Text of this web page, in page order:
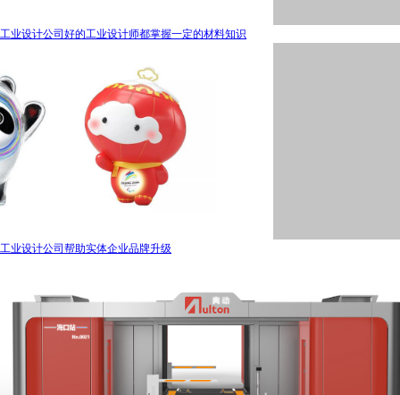
工业设计公司好的工业设计师都掌握一定的材料知识
工业设计公司帮助实体企业品牌升级